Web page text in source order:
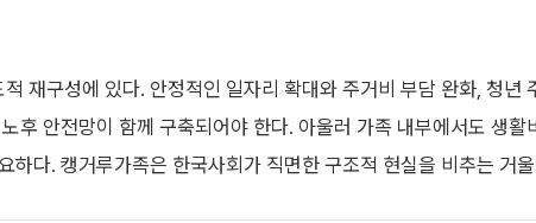
재구성에 있다. 안정적인 일자리 확대와 주거비 부담 완화, 청년
후 안전망이 함께 구축되어야 한다. 아울러 가족 내부에서도 생활
하다. 캥거루가족은 한국사회가 직면한 구조적 현실을 비추는 거